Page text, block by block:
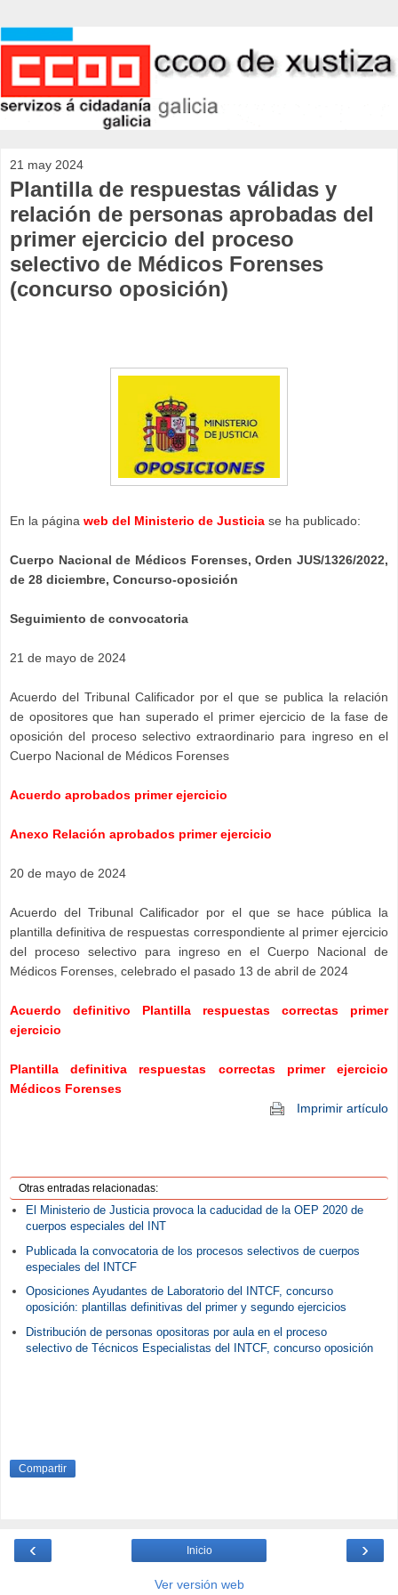
21 may 2024
Plantilla de respuestas válidas y
relación de personas aprobadas del
primer ejercicio del proceso
selectivo de Médicos Forenses
(concurso oposición)
En la página web del Ministerio de Justicia se ha publicado:
Cuerpo Nacional de Médicos Forenses, Orden JUS/1326/2022,
de 28 diciembre, Concurso-oposición
Seguimiento de convocatoria
21 de mayo de 2024
Acuerdo del Tribunal Calificador por el que se publica la relación
de opositores que han superado el primer ejercicio de la fase de
oposición del proceso selectivo extraordinario para ingreso en el
Cuerpo Nacional de Médicos Forenses
Acuerdo aprobados primer ejercicio
Anexo Relación aprobados primer ejercicio
20 de mayo de 2024
Acuerdo del Tribunal Calificador por el que se hace pública la
plantilla definitiva de respuestas correspondiente al primer ejercicio
del proceso selectivo para ingreso en el Cuerpo Nacional de
Médicos Forenses, celebrado el pasado 13 de abril de 2024
Acuerdo definitivo Plantilla respuestas correctas primer
ejercicio
Plantilla definitiva respuestas correctas primer ejercicio
Médicos Forenses
Imprimir artículo
Otras entradas relacionadas:
El Ministerio de Justicia provoca la caducidad de la OEP 2020 de
cuerpos especiales del INT
Publicada la convocatoria de los procesos selectivos de cuerpos
especiales del INTCF
Oposiciones Ayudantes de Laboratorio del INTCF, concurso
oposición: plantillas definitivas del primer y segundo ejercicios
Distribución de personas opositoras por aula en el proceso
selectivo de Técnicos Especialistas del INTCF, concurso oposición
Compartir
‹ ›
Inicio
Ver versión web